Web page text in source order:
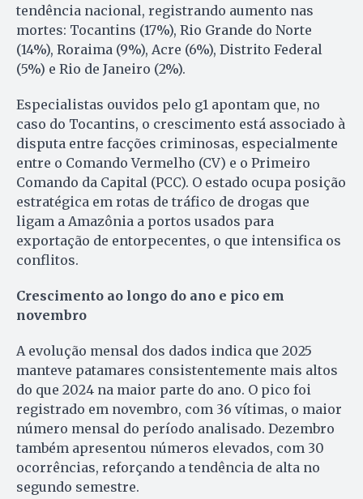
tendência nacional, registrando aumento nas
mortes: Tocantins (17%), Rio Grande do Norte
(14%), Roraima (9%), Acre (6%), Distrito Federal
(5%) e Rio de Janeiro (2%).
Especialistas ouvidos pelo g1 apontam que, no
caso do Tocantins, o crescimento está associado à
disputa entre facções criminosas, especialmente
entre o Comando Vermelho (CV) e o Primeiro
Comando da Capital (PCC). O estado ocupa posição
estratégica em rotas de tráfico de drogas que
ligam a Amazônia a portos usados para
exportação de entorpecentes, o que intensifica os
conflitos.
Crescimento ao longo do ano e pico em
novembro
A evolução mensal dos dados indica que 2025
manteve patamares consistentemente mais altos
do que 2024 na maior parte do ano. O pico foi
registrado em novembro, com 36 vítimas, o maior
número mensal do período analisado. Dezembro
também apresentou números elevados, com 30
ocorrências, reforçando a tendência de alta no
segundo semestre.